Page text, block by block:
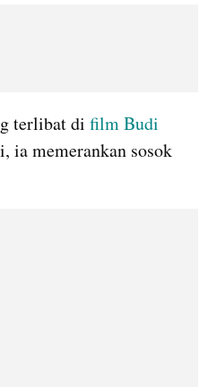
terlibat di film Budi
ia memerankan sosok